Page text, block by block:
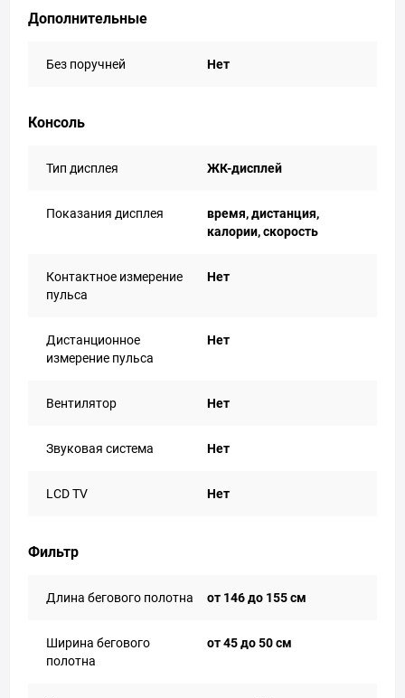
Дополнительные
Без поручней Нет
Консоль
Тип дисплея ЖК-дисплей
Показания дисплея
время, дистанция,
калории, скорость
Контактное измерение
пульса
Нет
Дистанционное
измерение пульса
Нет
Вентилятор Нет
Звуковая система Нет
LCD TV Нет
Фильтр
Длина бегового полотна от 146 до 155 см
Ширина бегового
полотна
от 45 до 50 см